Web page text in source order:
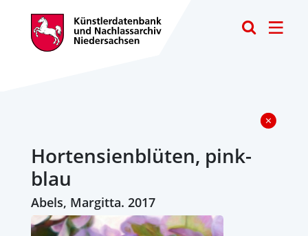
Hortensienblüten, pink-
blau
Abels, Margitta. 2017